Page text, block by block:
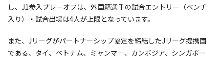
し、J1参入プレーオフは、外国籍選手の試合エントリー（ベンチ
入り）・試合出場は4人が上限となっています。
また、Jリーグがパートナーシップ協定を締結したJリーグ提携国
である、タイ、ベトナム、ミャンマー、カンボジア、シンガポー